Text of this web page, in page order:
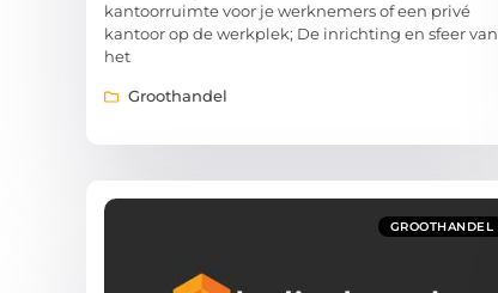
kantoorruimte voor je werknemers of een privé
kantoor op de werkplek; De inrichting en sfeer van
het
Groothandel
GROOTHANDEL